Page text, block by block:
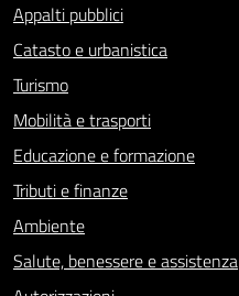
Appalti pubblici
Catasto e urbanistica
Turismo
Mobilità e trasporti
Educazione e formazione
Tributi e finanze
Ambiente
Salute, benessere e assistenza